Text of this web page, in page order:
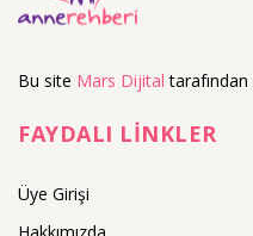
Bu site Mars Dijital tarafından
FAYDALI LİNKLER
Üye Girişi